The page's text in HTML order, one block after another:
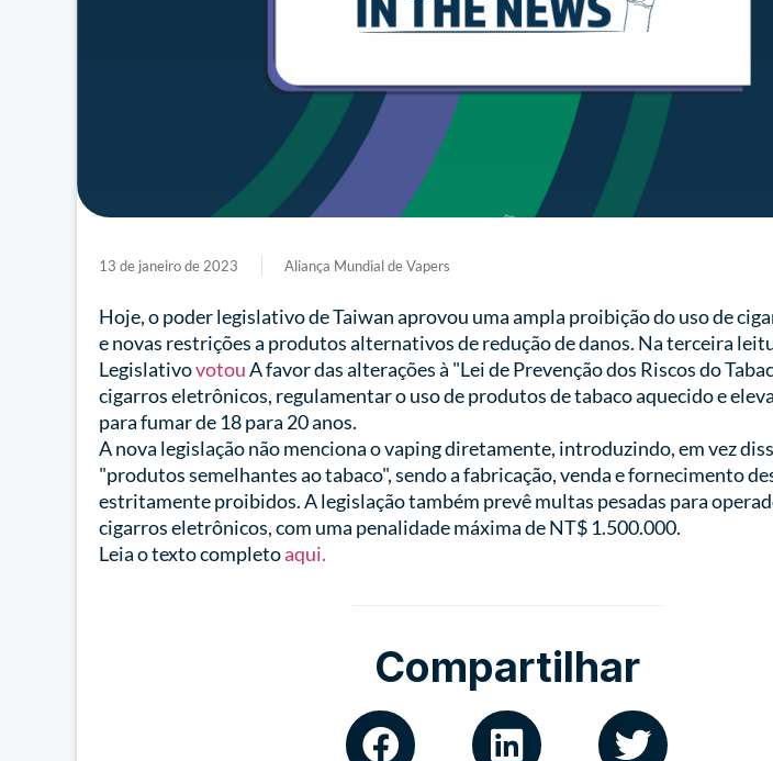
13 de janeiro de 2023 Aliança Mundial de Vapers
Hoje, o poder legislativo de Taiwan aprovou uma ampla proibição do uso de
e novas restrições a produtos alternativos de redução de danos. Na terceira
LegislativovotouA favor das alterações à "Lei de Prevenção dos Riscos do
cigarros eletrônicos, regulamentar o uso de produtos de tabaco aquecido e
para fumar de 18 para 20 anos.
A nova legislação não menciona o vaping diretamente, introduzindo, em vez
"produtos semelhantes ao tabaco", sendo a fabricação, venda e fornecimento
estritamente proibidos. A legislação também prevê multas pesadas para
cigarros eletrônicos, com uma penalidade máxima de NT$ 1.500.000.
Leia o texto completoaqui.
Compartilhar